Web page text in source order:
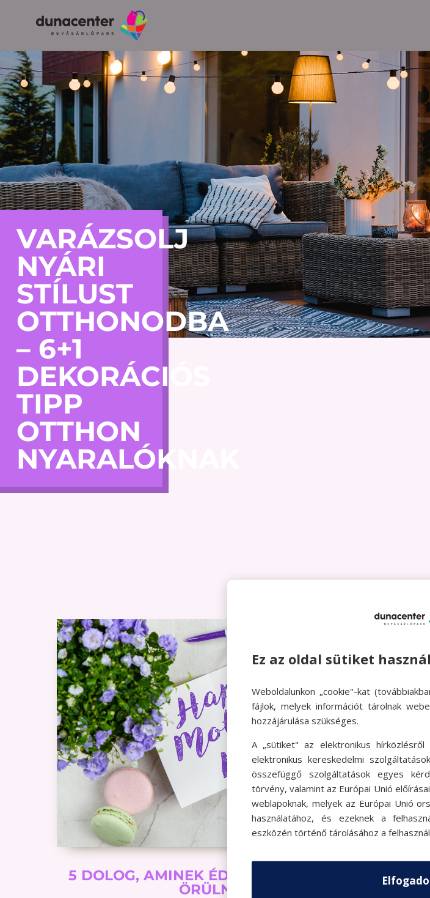
VARÁZSOLJ
NYÁRI
STÍLUST
OTTHONODBA
– 6+1
DEKORÁCIÓS
TIPP
OTTHON
NYARALÓKNAK
5 DOLOG, AMINEK ÉDESANYÁD BIZTOSAN
ÖRÜLNI FOG
Ez az oldal sütiket használ
Weboldalunkon „cookie"-kat
fájlok, melyek információt tárolnak
hozzájárulása szükséges.
A „sütiket" az elektronikus
elektronikus kereskedelmi
összefüggő szolgáltatások egyes
törvény, valamint az Európai Unió
weblapoknak, melyek az Európai Unió
használatához, és ezeknek a
eszközén történő tárolásához a